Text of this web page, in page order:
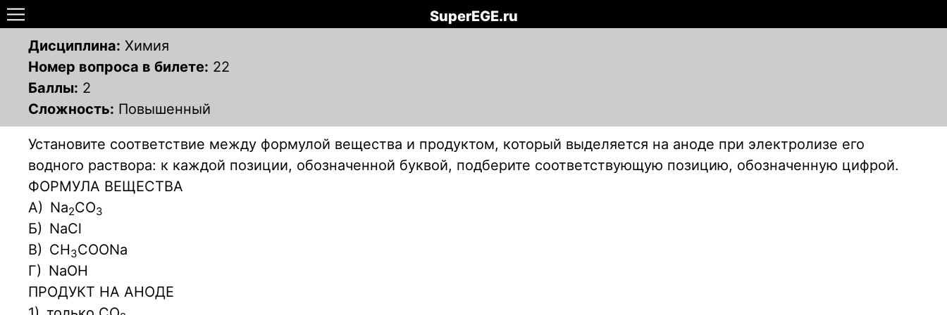
SuperEGE.ru
Дисциплина: Химия
Номер вопроса в билете: 22
Баллы: 2
Сложность: Повышенный
Установите соответствие между формулой вещества и продуктом, который выделяется на аноде при электролизе его
водного раствора: к каждой позиции, обозначенной буквой, подберите соответствующую позицию, обозначенную цифрой.
ФОРМУЛА ВЕЩЕСТВА
А) Na2CO3
Б) NaCl
В) CH3COONa
Г) NaOH
ПРОДУКТ НА АНОДЕ